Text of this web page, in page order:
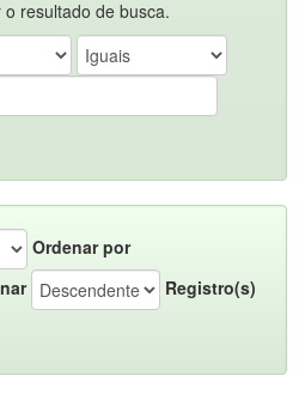
resultado de busca.
Ordenar por
Registro(s)